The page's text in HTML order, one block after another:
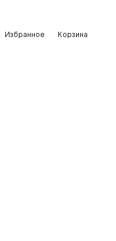
Избранное Корзина